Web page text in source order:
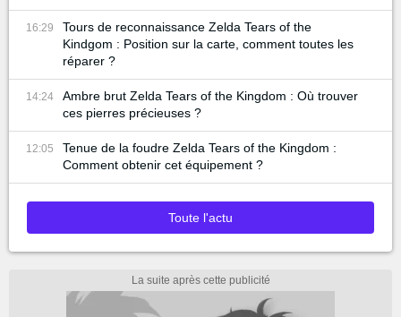
16:29
Tours de reconnaissance Zelda Tears of the
Kindgom : Position sur la carte, comment toutes les
réparer ?
14:24
Ambre brut Zelda Tears of the Kingdom : Où trouver
ces pierres précieuses ?
12:05
Tenue de la foudre Zelda Tears of the Kingdom :
Comment obtenir cet équipement ?
Toute l'actu